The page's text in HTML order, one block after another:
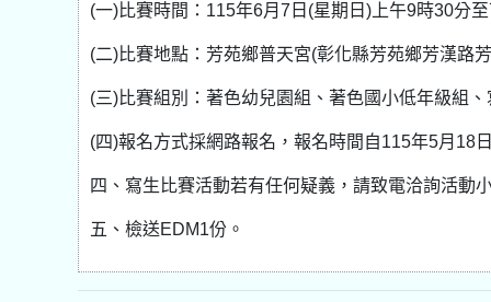
(一)比賽時間：115年6月7日(星期日)上午9時30分
(二)比賽地點：芳苑鄉普天宮(彰化縣芳苑鄉芳漢路
(三)比賽組別：著色幼兒園組、著色國小低年級組
(四)報名方式採網路報名，報名時間自115年5月18
四、寫生比賽活動若有任何疑義，請致電洽詢活動
五、檢送EDM1份。